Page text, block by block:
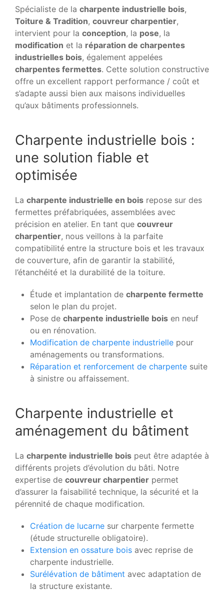
Spécialiste de la charpente industrielle bois,
Toiture & Tradition, couvreur charpentier,
intervient pour la conception, la pose, la
modification et la réparation de charpentes
industrielles bois, également appelées
charpentes fermettes. Cette solution constructive
offre un excellent rapport performance / coût et
s’adapte aussi bien aux maisons individuelles
qu’aux bâtiments professionnels.
Charpente industrielle bois :
une solution fiable et
optimisée
La charpente industrielle en bois repose sur des
fermettes préfabriquées, assemblées avec
précision en atelier. En tant que couvreur
charpentier, nous veillons à la parfaite
compatibilité entre la structure bois et les travaux
de couverture, afin de garantir la stabilité,
l’étanchéité et la durabilité de la toiture.
Étude et implantation de charpente fermette
selon le plan du projet.
Pose de charpente industrielle bois en neuf
ou en rénovation.
Modification de charpente industrielle pour
aménagements ou transformations.
Réparation et renforcement de charpente suite
à sinistre ou affaissement.
Charpente industrielle et
aménagement du bâtiment
La charpente industrielle bois peut être adaptée à
différents projets d’évolution du bâti. Notre
expertise de couvreur charpentier permet
d’assurer la faisabilité technique, la sécurité et la
pérennité de chaque modification.
Création de lucarne sur charpente fermette
(étude structurelle obligatoire).
Extension en ossature bois avec reprise de
charpente industrielle.
Surélévation de bâtiment avec adaptation de
la structure existante.